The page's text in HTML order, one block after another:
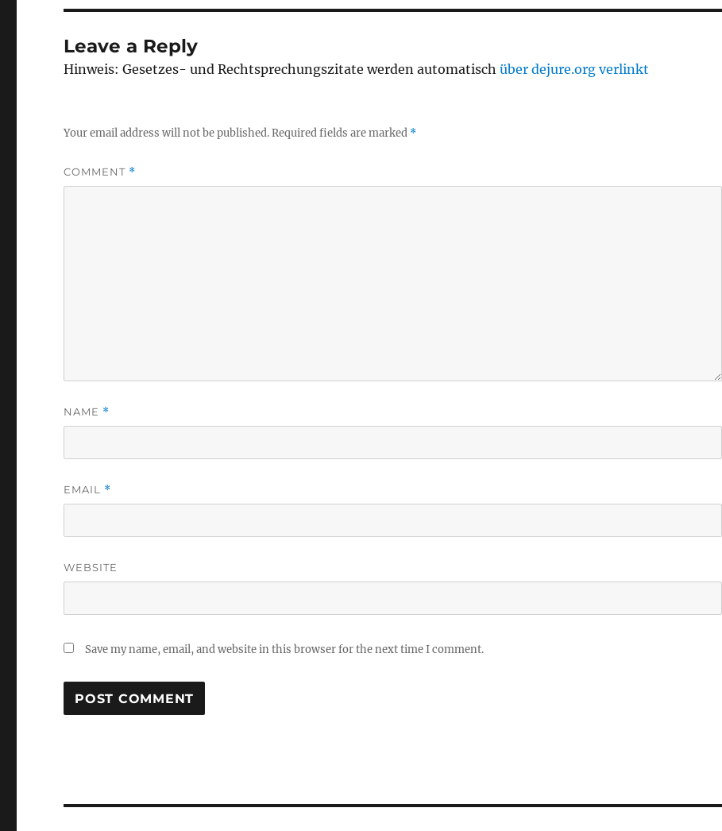
Leave a Reply
Hinweis: Gesetzes- und Rechtsprechungszitate werden automatischüber dejure.org verlinkt
Your email address will not be published.Required fields are marked *
COMMENT *
NAME *
EMAIL *
WEBSITE
Save my name, email, and website in this browser for the next time I comment.